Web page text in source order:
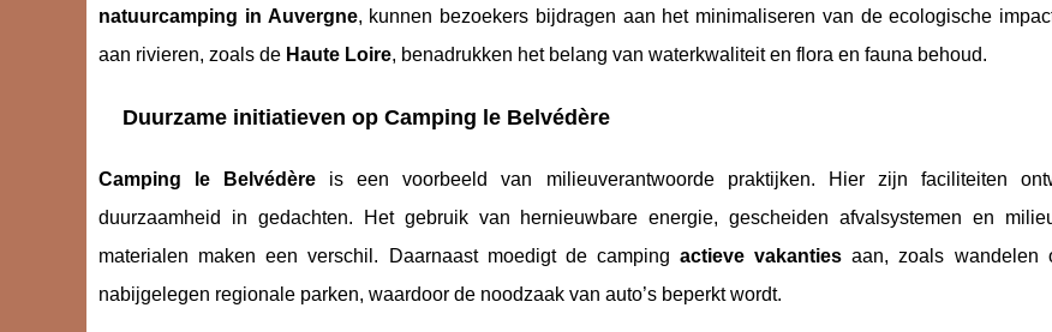
natuurcamping in Auvergne, kunnen bezoekers bijdragen aan het minimaliseren van de ecologische
aan rivieren, zoals de Haute Loire, benadrukken het belang van waterkwaliteit en flora en fauna behoud.
Duurzame initiatieven op Camping le Belvédère
Camping le Belvédère is een voorbeeld van milieuverantwoorde praktijken. Hier zijn faciliteiten
duurzaamheid in gedachten. Het gebruik van hernieuwbare energie, gescheiden afvalsystemen en
materialen maken een verschil. Daarnaast moedigt de campingactieve vakanties aan, zoals wandelen
nabijgelegen regionale parken, waardoor de noodzaak van auto’s beperkt wordt.